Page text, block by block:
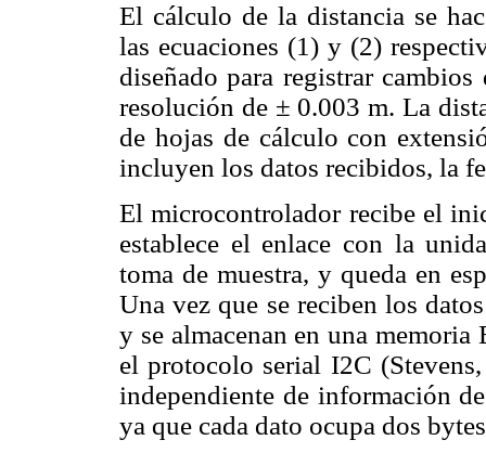
El cálculo de la distancia se
las ecuaciones (1) y (2)
diseñado para registrar
resolución de ± 0.003 m. La
de hojas de cálculo con
incluyen los datos recibidos, la
El microcontrolador recibe el
establece el enlace con la
toma de muestra, y queda en
Una vez que se reciben los
y se almacenan en una
el protocolo serial I2C
independiente de información
ya que cada dato ocupa dos